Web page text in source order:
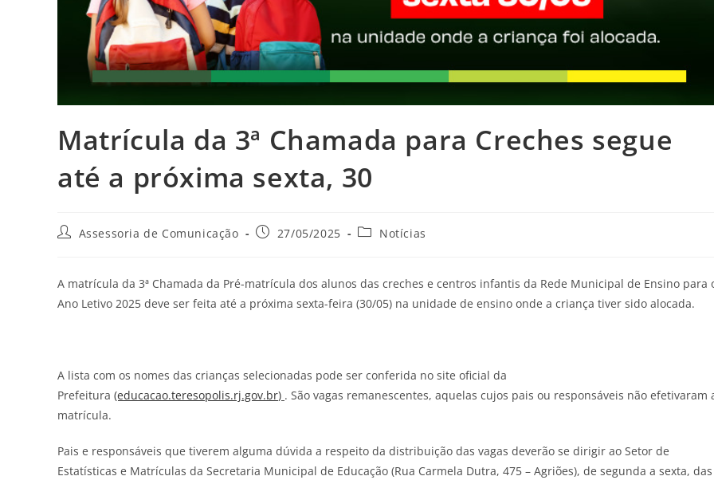
Matrícula da 3ª Chamada para Creches segue
até a próxima sexta, 30
Assessoria de Comunicação 27/05/2025 Notícias
A matrícula da 3ª Chamada da Pré-matrícula dos alunos das creches e centros infantis da Rede Municipal de Ensino para
Ano Letivo 2025 deve ser feita até a próxima sexta-feira (30/05) na unidade de ensino onde a criança tiver sido alocada.
A lista com os nomes das crianças selecionadas pode ser conferida no site oficial da
Prefeitura (educacao.teresopolis.rj.gov.br) . São vagas remanescentes, aquelas cujos pais ou responsáveis não efetivaram
matrícula.
Pais e responsáveis que tiverem alguma dúvida a respeito da distribuição das vagas deverão se dirigir ao Setor de
Estatísticas e Matrículas da Secretaria Municipal de Educação (Rua Carmela Dutra, 475 – Agriões), de segunda a sexta, das